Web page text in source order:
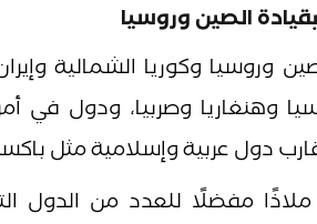
وروسيا وكوريا الشمالية
وهنغاريا وصربيا، ودول في
دول عربية وإسلامية مثل
مفضلًا للعدد من الدول